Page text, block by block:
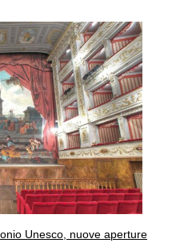
Unesco, nuove aperture